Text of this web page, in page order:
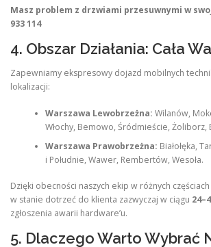
Masz problem z drzwiami przesuwnymi w
933 114
4. Obszar Działania: Cała
Zapewniamy ekspresowy dojazd mobilnych
lokalizacji:
Warszawa Lewobrzeżna: Wilanów,
Włochy, Bemowo, Śródmieście, Żoliborz,
Warszawa Prawobrzeżna: Białołęka,
i Południe, Wawer, Rembertów, Wesoła.
Dzięki obecności naszych ekip w różnych
w stanie dotrzeć do klienta zazwyczaj w ciągu
zgłoszenia awarii hardware’u.
5. Dlaczego Warto Wybrać